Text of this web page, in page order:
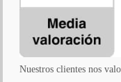
Nuestros clientes nos